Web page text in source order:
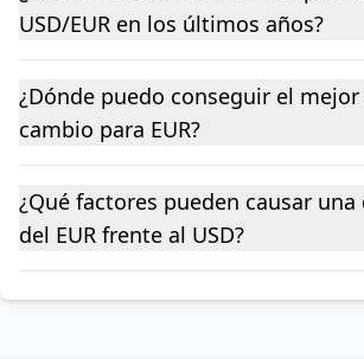
USD/EUR en los últimos años?
¿Dónde puedo conseguir el
cambio para EUR?
¿Qué factores pueden causar
del EUR frente al USD?